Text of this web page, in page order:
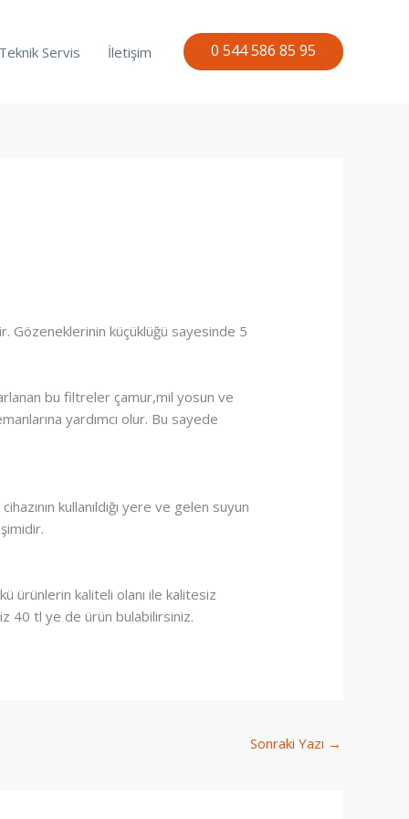
Servis İletişim 0 544 586 85 95
Gözeneklerinin küçüklüğü sayesinde 5
bu filtreler çamur,mil yosun ve
yardımcı olur. Bu sayede
kullanıldığı yere ve gelen suyun
ürünlerin kaliteli olanı ile kalitesiz
40 tl ye de ürün bulabilirsiniz.
Sonraki Yazı →